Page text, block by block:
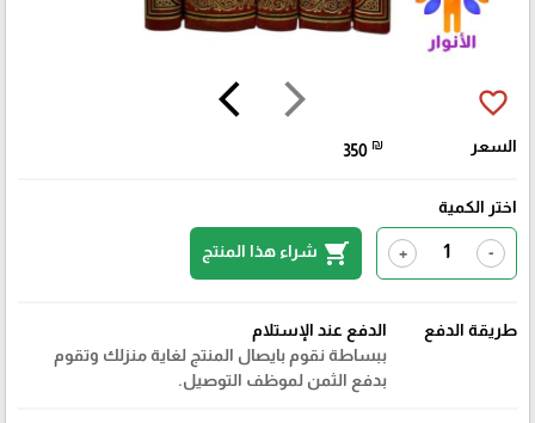
arrow_forward_ios
arrow_back_ios favorite_border
السعر 350 ₪
اختر الكمية
-
+
shopping_cart شراء هذا المنتج
طريقة الدفع
الدفع عند الإستلام
ببساطة نقوم بايصال المنتج لغاية منزلك وتقوم
بدفع الثمن لموظف التوصيل.